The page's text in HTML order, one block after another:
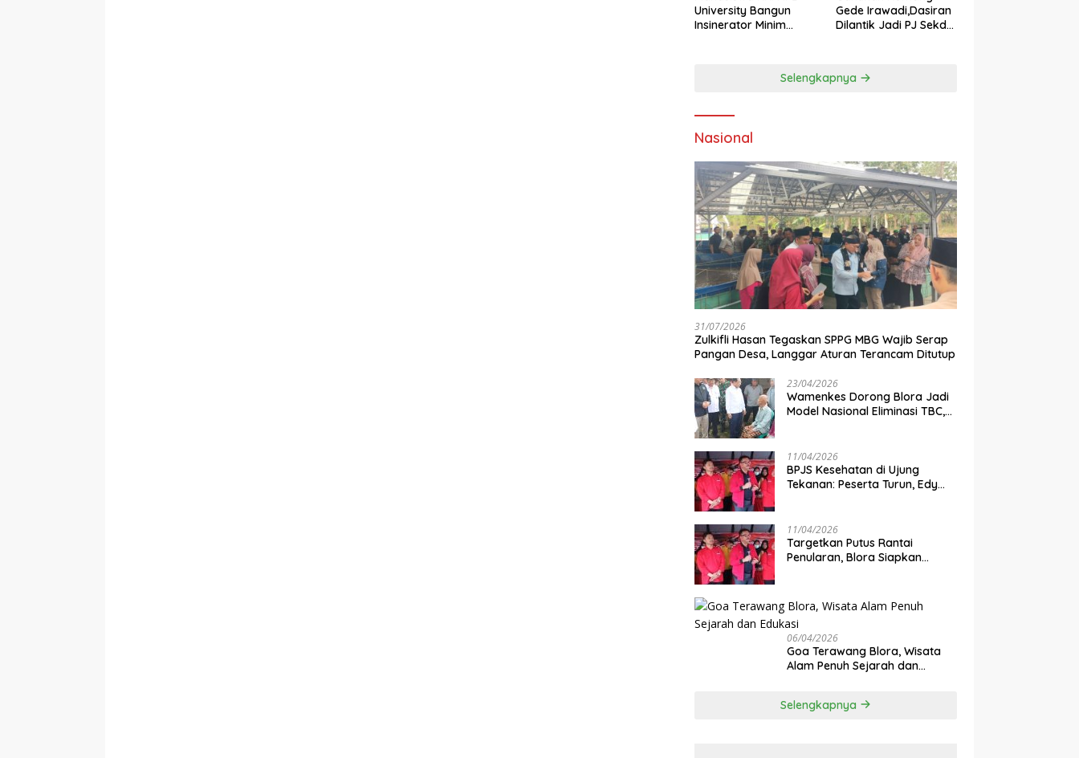
University Bangun
Insinerator Minim
Sampah Ramah
Gede Irawadi,Dasiran
Dilantik Jadi PJ Sekda
Selengkapnya
Nasional
31/07/2026
Zulkifli Hasan Tegaskan SPPG MBG Wajib Serap
Pangan Desa, Langgar Aturan Terancam Ditutup
23/04/2026
Wamenkes Dorong Blora Jadi
Model Nasional Eliminasi TBC,
11/04/2026
BPJS Kesehatan di Ujung
Tekanan: Peserta Turun, Edy
11/04/2026
‎Targetkan Putus Rantai
Penularan, Blora Siapkan
06/04/2026
Goa Terawang Blora, Wisata
Alam Penuh Sejarah dan
Selengkapnya